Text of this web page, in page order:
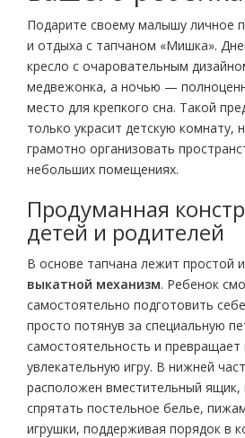
Подарите своему малышу личное
и отдыха с тапчаном «Мишка».
кресло с очаровательным
медвежонка, а ночью —
место для крепкого сна. Такой
только украсит детскую комнату,
грамотно организовать
небольших помещениях.
Продуманная
детей и родителей
В основе тапчана лежит простой
выкатной механизм. Ребенок
самостоятельно подготовить
просто потянув за специальную
самостоятельность и превращает
увлекательную игру. В нижней
расположен вместительный
спрятать постельное белье,
игрушки, поддерживая порядок в